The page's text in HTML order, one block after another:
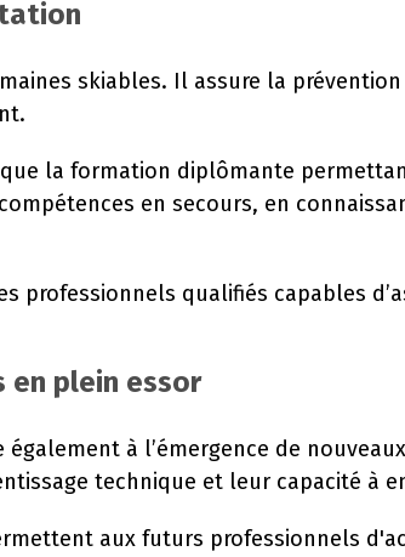
skiables. Il assure la
la formation diplômante
en secours, en
professionnels qualifiés capables
en plein essor
à l’émergence de
technique et leur capacité à
aux futurs professionnels